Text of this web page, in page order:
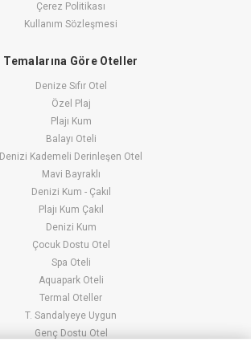
Çerez Politikası
Kullanım Sözleşmesi
Temalarına Göre Oteller
Denize Sıfır Otel
Özel Plaj
Plajı Kum
Balayı Oteli
Denizi Kademeli Derinleşen Otel
Mavi Bayraklı
Denizi Kum - Çakıl
Plajı Kum Çakıl
Denizi Kum
Çocuk Dostu Otel
Spa Oteli
Aquapark Oteli
Termal Oteller
T. Sandalyeye Uygun
Genç Dostu Otel